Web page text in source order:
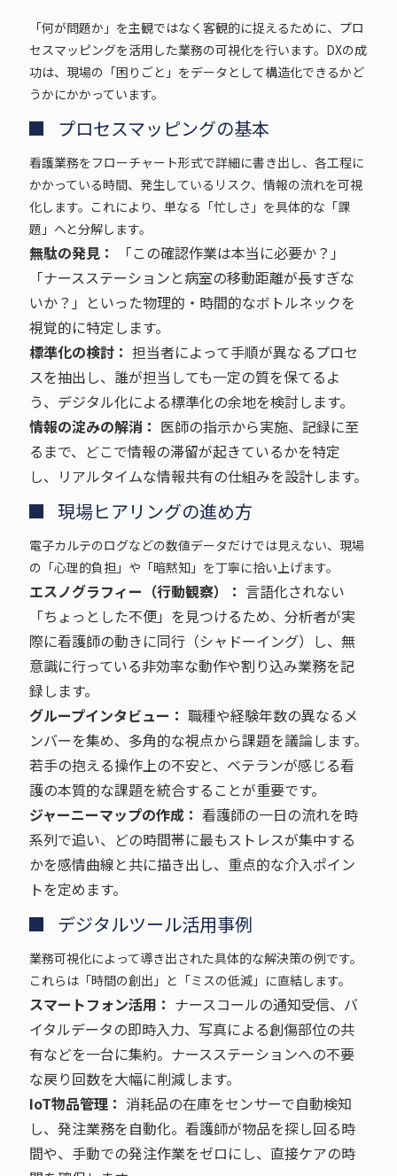
「何が問題か」を主観ではなく客観的に捉えるために、プロ
セスマッピングを活用した業務の可視化を行います。DXの成
功は、現場の「困りごと」をデータとして構造化できるかど
うかにかかっています。
プロセスマッピングの基本
看護業務をフローチャート形式で詳細に書き出し、各工程に
かかっている時間、発生しているリスク、情報の流れを可視
化します。これにより、単なる「忙しさ」を具体的な「課
題」へと分解します。
無駄の発見：
「この確認作業は本当に必要か？」
「ナースステーションと病室の移動距離が長すぎな
いか？」といった物理的・時間的なボトルネックを
視覚的に特定します。
標準化の検討： 担当者によって手順が異なるプロセ
スを抽出し、誰が担当しても一定の質を保てるよ
う、デジタル化による標準化の余地を検討します。
情報の淀みの解消： 医師の指示から実施、記録に至
るまで、どこで情報の滞留が起きているかを特定
し、リアルタイムな情報共有の仕組みを設計します。
現場ヒアリングの進め方
電子カルテのログなどの数値データだけでは見えない、現場
の「心理的負担」や「暗黙知」を丁寧に拾い上げます。
エスノグラフィー（行動観察）： 言語化されない
「ちょっとした不便」を見つけるため、分析者が実
際に看護師の動きに同行（シャドーイング）し、無
意識に行っている非効率な動作や割り込み業務を記
録します。
グループインタビュー： 職種や経験年数の異なるメ
ンバーを集め、多角的な視点から課題を議論します。
若手の抱える操作上の不安と、ベテランが感じる看
護の本質的な課題を統合することが重要です。
ジャーニーマップの作成： 看護師の一日の流れを時
系列で追い、どの時間帯に最もストレスが集中する
かを感情曲線と共に描き出し、重点的な介入ポイン
トを定めます。
デジタルツール活用事例
業務可視化によって導き出された具体的な解決策の例です。
これらは「時間の創出」と「ミスの低減」に直結します。
スマートフォン活用： ナースコールの通知受信、バ
イタルデータの即時入力、写真による創傷部位の共
有などを一台に集約。ナースステーションへの不要
な戻り回数を大幅に削減します。
IoT物品管理： 消耗品の在庫をセンサーで自動検知
し、発注業務を自動化。看護師が物品を探し回る時
間や、手動での発注作業をゼロにし、直接ケアの時